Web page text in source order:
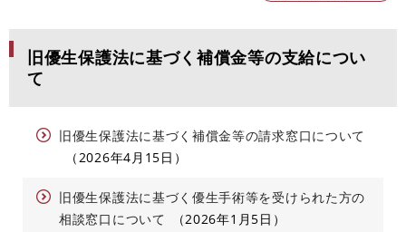
旧優生保護法に基づく補償金等の支給につい
て
旧優生保護法に基づく補償金等の請求窓口について
2026年4月15日
旧優生保護法に基づく優生手術等を受けられた方の
相談窓口について
2026年1月5日